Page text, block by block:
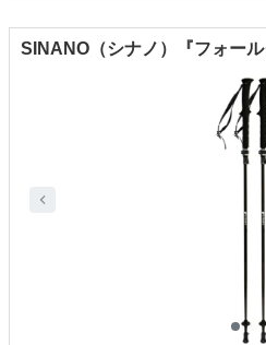
SINANO（シナノ）『フォール